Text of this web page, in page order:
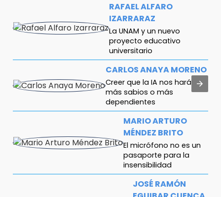
RAFAEL ALFARO
IZARRARAZ
La UNAM y un nuevo
proyecto educativo
universitario
CARLOS ANAYA MORENO
Creer que la IA nos hará
más sabios o más
dependientes
MARIO ARTURO
MÉNDEZ BRITO
El micrófono no es un
pasaporte para la
insensibilidad
JOSÉ RAMÓN